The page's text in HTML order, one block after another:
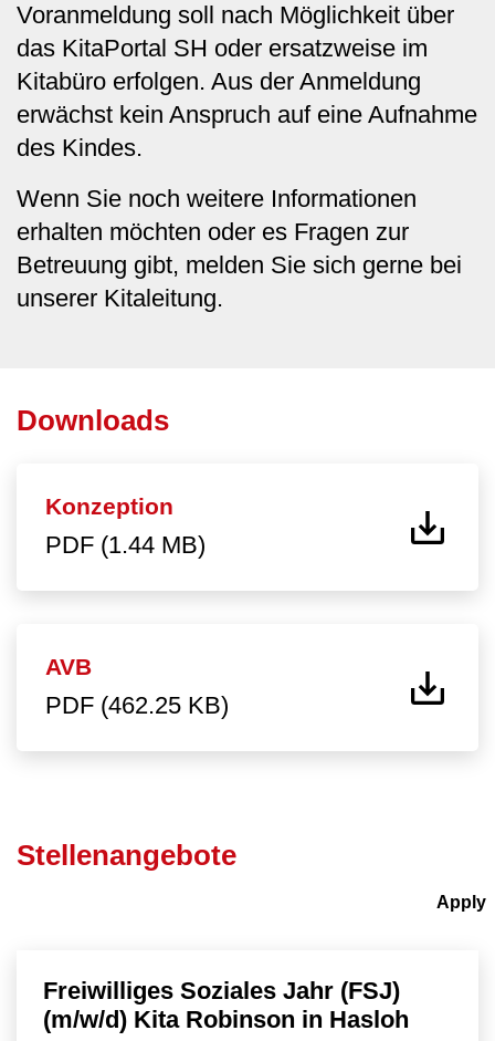
Voranmeldung soll nach Möglichkeit über
das KitaPortal SH oder ersatzweise im
Kitabüro erfolgen. Aus der Anmeldung
erwächst kein Anspruch auf eine Aufnahme
des Kindes.
Wenn Sie noch weitere Informationen
erhalten möchten oder es Fragen zur
Betreuung gibt, melden Sie sich gerne bei
unserer Kitaleitung.
Downloads
Konzeption
PDF (1.44 MB)
AVB
PDF (462.25 KB)
Stellenangebote
Freiwilliges Soziales Jahr (FSJ)
(m/w/d) Kita Robinson in Hasloh